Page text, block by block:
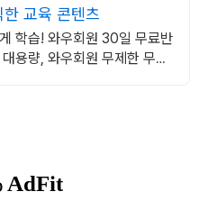
교육 콘텐츠
학습! 와우회원 30일 무료반
용량, 와우회원 무제한 무료